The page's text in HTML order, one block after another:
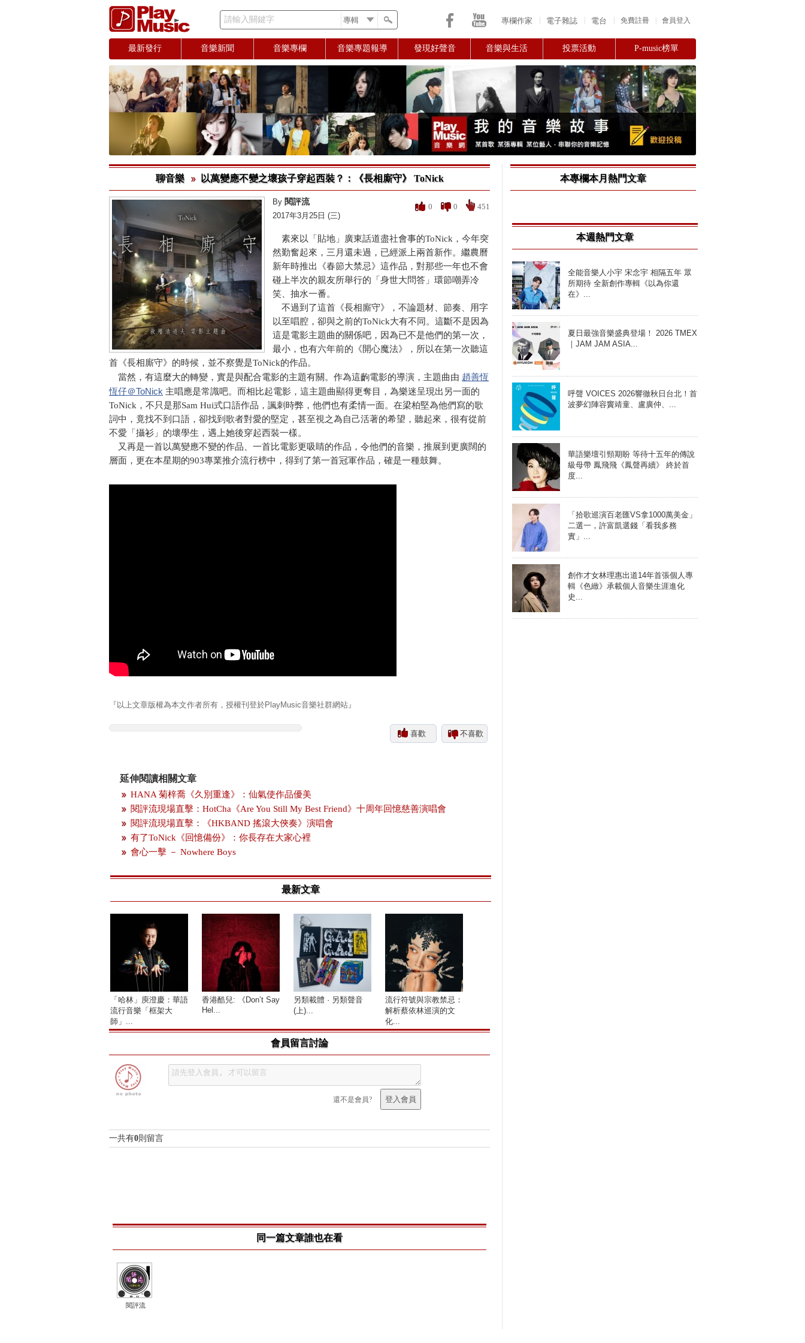
請輸入關鍵字 會員登入
免費註冊
專欄作家 電子雜誌 電台
最新發行 音樂新聞 音樂專欄 音樂專題報導 發現好聲音 音樂與生活 投票活動 P-music榜單
聊音樂 ​以萬變應不變之壞孩子穿起西裝？：《長相廝守》 ToNick
0 0 451
By 閱評流
2017年3月25日 (三)
素來以「貼地」廣東話道盡社會事的ToNick，今年突
然勤奮起來，三月還未過，已經派上兩首新作。繼農曆
新年時推出《春節大禁忌》這作品，對那些一年也不會
碰上半次的親友所舉行的「身世大問答」環節嘲弄冷
笑、抽水一番。
不過到了這首《長相廝守》，不論題材、節奏、用字
以至唱腔，卻與之前的ToNick大有不同。這斷不是因為
這是電影主題曲的關係吧，因為已不是他們的第一次，
最小，也有六年前的《開心魔法》，所以在第一次聽這
首《長相廝守》的時候，並不察覺是ToNick的作品。
當然，有這麼大的轉變，實是與配合電影的主題有關。作為這齣電影的導演，主題曲由 趙善恆
恆仔＠ToNick 主唱應是常識吧。而相比起電影，這主題曲顯得更奪目，為樂迷呈現出另一面的
ToNick，不只是那Sam Hui式口語作品，諷刺時弊，他們也有柔情一面。在梁柏堅為他們寫的歌
詞中，竟找不到口語，卻找到歌者對愛的堅定，甚至視之為自己活著的希望，聽起來，很有從前
不愛「攝衫」的壞學生，遇上她後穿起西裝一樣。
又再是一首以萬變應不變的作品、一首比電影更吸睛的作品，令他們的音樂，推展到更廣闊的
層面，更在本星期的903專業推介流行榜中，得到了第一首冠軍作品，確是一種鼓舞。
『以上文章版權為本文作者所有，授權刊登於PlayMusic音樂社群網站』
喜歡 不喜歡
延伸閱讀相關文章
HANA 菊梓喬《久別重逢》：仙氣使作品優美
閱評流現場直擊：HotCha《Are You Still My Best Friend》十周年回憶慈善演唱會
閱評流現場直擊：《HKBAND 搖滾大俠奏》演唱會
有了ToNick《回憶備份》：你長存在大家心裡
會心一擊 － Nowhere Boys
最新文章
「哈林」庾澄慶：華語
流行音樂「框架大
師」...
香港酷兒: 《Don’t Say
Hel...
另類載體 · 另類聲音
(上)...
流行符號與宗教禁忌：
解析蔡依林巡演的文
化...
會員留言討論
還不是會員?
一共有0則留言
同一篇文章誰也在看
閱評流
本專欄本月熱門文章
本週熱門文章
全能音樂人小宇 宋念宇 相隔五年 眾
所期待 全新創作專輯《以為你還
在》...
夏日最強音樂盛典登場！ 2026 TMEX
｜JAM JAM ASIA...
呼聲 VOICES 2026響徹秋日台北！首
波夢幻陣容竇靖童、盧廣仲、...
華語樂壇引頸期盼 等待十五年的傳說
級母帶 鳳飛飛《鳳聲再續》 終於首
度...
「拾歌巡演百老匯VS拿1000萬美金」
二選一，許富凱選錢「看我多務
實」...
創作才女林理惠出道14年首張個人專
輯《色緻》承載個人音樂生涯進化
史...